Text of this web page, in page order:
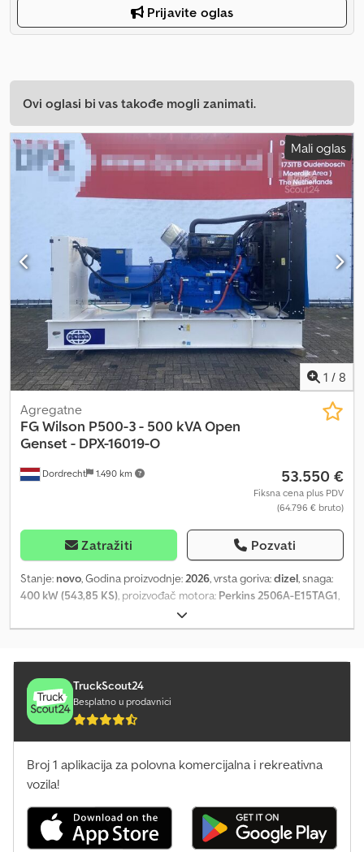
Prijavite oglas
Ovi oglasi bi vas takođe mogli zanimati.
Mali oglas
1 / 8
Dordrecht 1.490 km
Agregatne
FG Wilson P500-3 - 500 kVA Open
Genset - DPX-16019-O
53.550 €
Fiksna cena plus PDV
(64.796 € bruto)
Zatražiti Pozvati
Stanje: novo, Godina proizvodnje: 2026, vrsta goriva:dizel, snaga:
400 kW (543,85 KS) , proizvođač motora: Perkins 2506A-E15TAG1
= Dodatne opcije i oprema = - Baterija - Kontrolni panel -
Rezervoar = Dodatne informacije = Dodpfxswaqxwo Abysck
500 kVA Dimenzije tovarnog prostora: 380 x 113 x 222 cm CE
oznaka: da Zapremina rezervoara za vodu: 888 l Zemlja
proizvodnje: CN Za više informacija obratite se timu DPX.
TruckScout24
Besplatno u prodavnici
Broj 1 aplikacija za polovna komercijalna i rekreativna
vozila!